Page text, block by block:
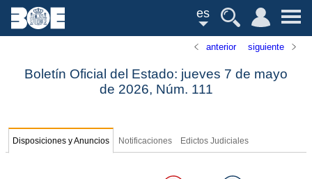
es
anterior siguiente
Boletín Oficial del Estado: jueves 7 de mayo
de 2026, Núm. 111
Disposiciones y Anuncios Notificaciones Edictos Judiciales